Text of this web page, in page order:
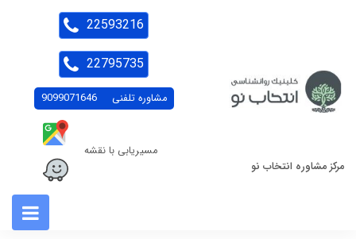
مرکز مشاوره انتخاب نو
مشاوره تلفنی 9099071646
مسیریابی با نقشه
22593216
22795735